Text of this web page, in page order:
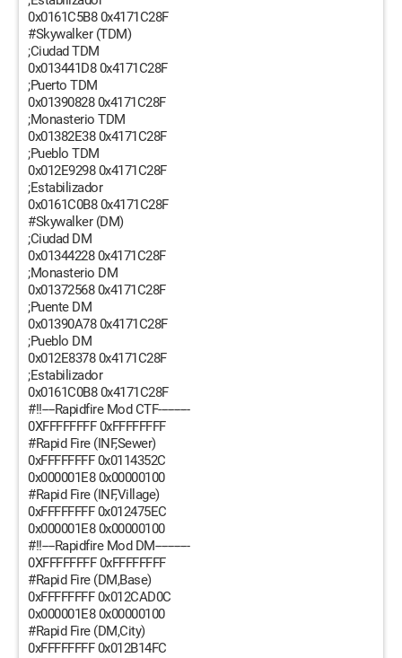
0x0161C5B8 0x4171C28F
#Skywalker (TDM)
;Ciudad TDM
0x013441D8 0x4171C28F
;Puerto TDM
0x01390828 0x4171C28F
;Monasterio TDM
0x01382E38 0x4171C28F
;Pueblo TDM
0x012E9298 0x4171C28F
;Estabilizador
0x0161C0B8 0x4171C28F
#Skywalker (DM)
;Ciudad DM
0x01344228 0x4171C28F
;Monasterio DM
0x01372568 0x4171C28F
;Puente DM
0x01390A78 0x4171C28F
;Pueblo DM
0x012E8378 0x4171C28F
;Estabilizador
0x0161C0B8 0x4171C28F
#!!----Rapidfire Mod CTF----------
0XFFFFFFFF 0xFFFFFFFF
#Rapid Fire (INF,Sewer)
0xFFFFFFFF 0x0114352C
0x000001E8 0x00000100
#Rapid Fire (INF,Village)
0xFFFFFFFF 0x012475EC
0x000001E8 0x00000100
#!!----Rapidfire Mod DM-----------
0XFFFFFFFF 0xFFFFFFFF
#Rapid Fire (DM,Base)
0xFFFFFFFF 0x012CAD0C
0x000001E8 0x00000100
#Rapid Fire (DM,City)
0xFFFFFFFF 0x012B14FC